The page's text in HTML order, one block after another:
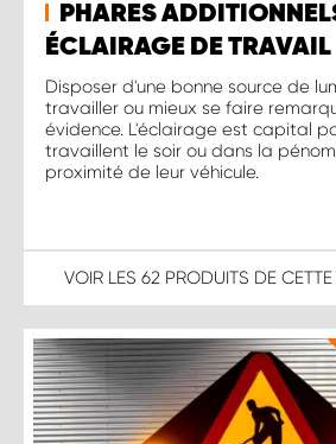
PHARES
ÉCLAIRAGE DE TRAVAIL
Disposer d'une bonne source de
travailler ou mieux se faire
évidence. L'éclairage est capital
travaillent le soir ou dans la
proximité de leur véhicule.
VOIR LES 62 PRODUITS DE